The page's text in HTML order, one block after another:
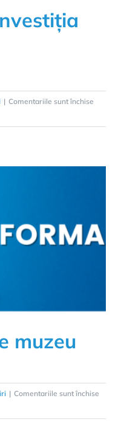
| Comentariile sunt închise
EU
muzeu
| Comentariile sunt închise
de